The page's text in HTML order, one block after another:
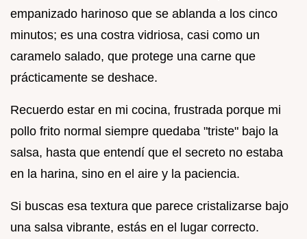
empanizado harinoso que se ablanda a los cinco
minutos; es una costra vidriosa, casi como un
caramelo salado, que protege una carne que
prácticamente se deshace.
Recuerdo estar en mi cocina, frustrada porque mi
pollo frito normal siempre quedaba "triste" bajo la
salsa, hasta que entendí que el secreto no estaba
en la harina, sino en el aire y la paciencia.
Si buscas esa textura que parece cristalizarse bajo
una salsa vibrante, estás en el lugar correcto.